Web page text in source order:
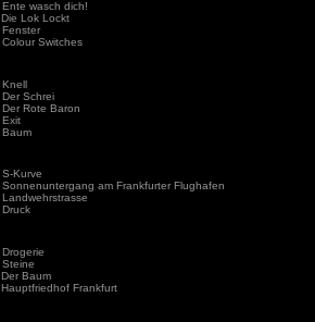
Ente wasch dich!
Die Lok Lockt
Fenster
Colour Switches
Knell
Der Schrei
Der Rote Baron
Exit
Baum
S-Kurve
Sonnenuntergang am Frankfurter Flughafen
Landwehrstrasse
Druck
Drogerie
Steine
Der Baum
Hauptfriedhof Frankfurt